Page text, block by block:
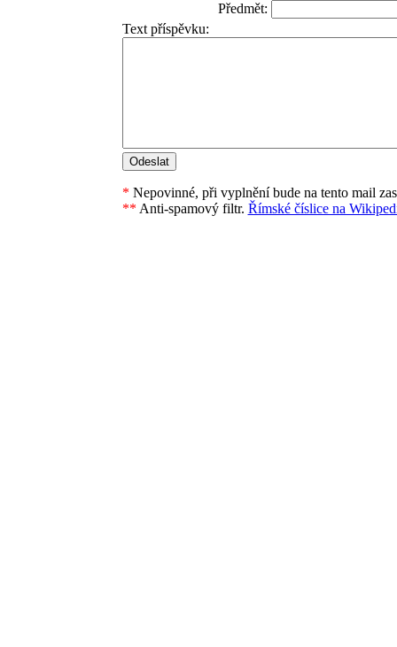
Předmět:
Text příspěvku:
* Nepovinné, při vyplnění bude na tento mail
** Anti-spamový filtr. Římské číslice na